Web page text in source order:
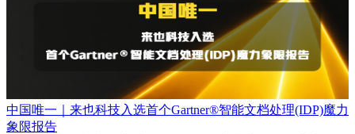
中国唯一｜来也科技入选首个Gartner®智能文档处理(IDP)魔力
象限报告